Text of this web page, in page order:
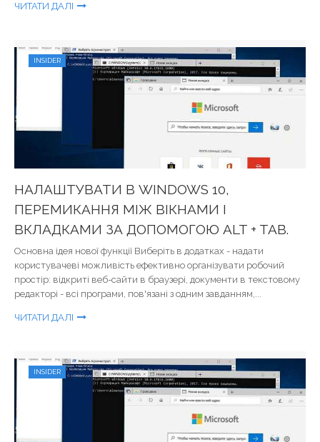
ЧИТАТИ ДАЛІ
INSIDER
НАЛАШТУВАТИ В WINDOWS 10,
ПЕРЕМИКАННЯ МІЖ ВІКНАМИ І
ВКЛАДКАМИ ЗА ДОПОМОГОЮ ALT + TAB.
Основна ідея нової функції Виберіть в додатках - надати
користувачеві можливість ефективно організувати робочий
простір: відкриті веб-сайти в браузері, документи в текстовому
редакторі - всі програми, пов'язані з одним завданням,...
ЧИТАТИ ДАЛІ
INSIDER